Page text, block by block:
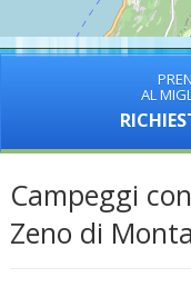
AL
Campeggi
Zeno di